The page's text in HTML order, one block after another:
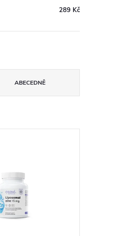
289 Kč
ABECEDNĚ